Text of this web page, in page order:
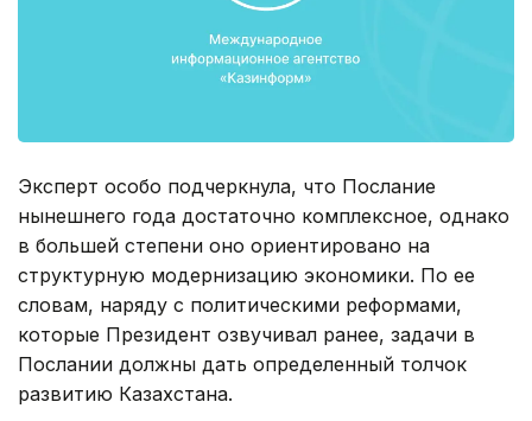
Эксперт особо подчеркнула, что Послание
нынешнего года достаточно комплексное, однако
в большей степени оно ориентировано на
структурную модернизацию экономики. По ее
словам, наряду с политическими реформами,
которые Президент озвучивал ранее, задачи в
Послании должны дать определенный толчок
развитию Казахстана.